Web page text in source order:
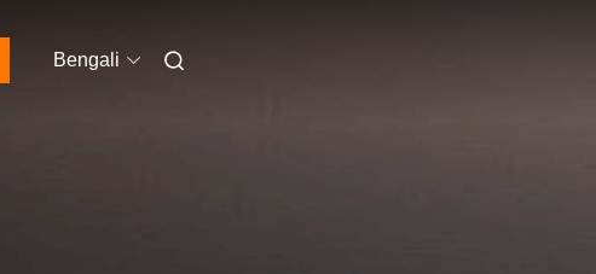
Bengali